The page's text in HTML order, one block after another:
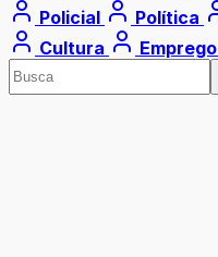
Policial
Política
Cultura
Emprego